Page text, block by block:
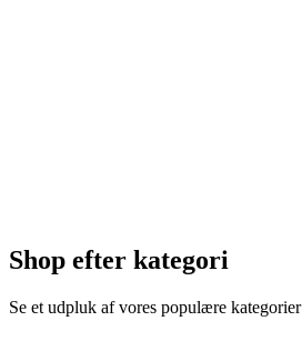
Shop efter kategori
Se et udpluk af vores populære kategorier